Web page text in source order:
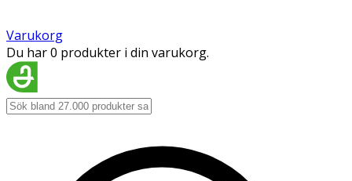
Varukorg
Du har 0 produkter i din varukorg.